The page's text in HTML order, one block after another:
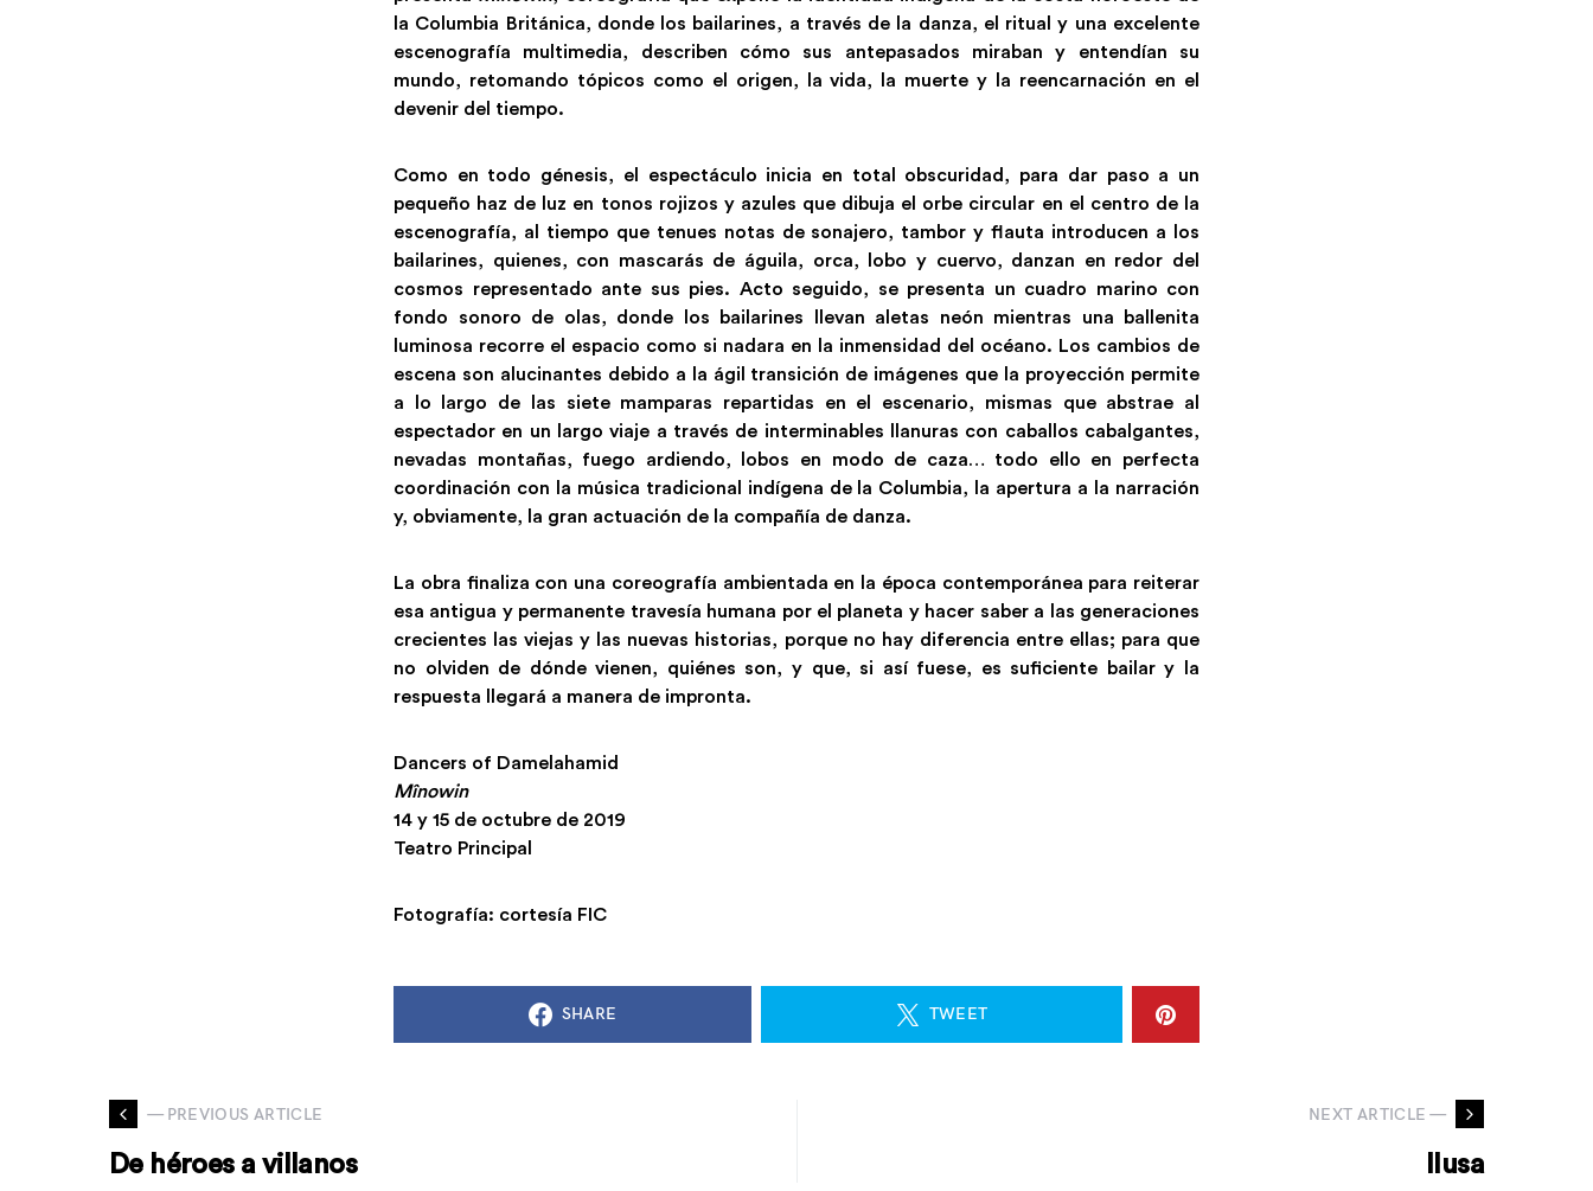
la Columbia Británica, donde los bailarines, a través de la danza, el ritual y una excelente
escenografía multimedia, describen cómo sus antepasados miraban y entendían su
mundo, retomando tópicos como el origen, la vida, la muerte y la reencarnación en el
devenir del tiempo.
Como en todo génesis, el espectáculo inicia en total obscuridad, para dar paso a un
pequeño haz de luz en tonos rojizos y azules que dibuja el orbe circular en el centro de la
escenografía, al tiempo que tenues notas de sonajero, tambor y flauta introducen a los
bailarines, quienes, con mascarás de águila, orca, lobo y cuervo, danzan en redor del
cosmos representado ante sus pies. Acto seguido, se presenta un cuadro marino con
fondo sonoro de olas, donde los bailarines llevan aletas neón mientras una ballenita
luminosa recorre el espacio como si nadara en la inmensidad del océano. Los cambios de
escena son alucinantes debido a la ágil transición de imágenes que la proyección permite
a lo largo de las siete mamparas repartidas en el escenario, mismas que abstrae al
espectador en un largo viaje a través de interminables llanuras con caballos cabalgantes,
nevadas montañas, fuego ardiendo, lobos en modo de caza… todo ello en perfecta
coordinación con la música tradicional indígena de la Columbia, la apertura a la narración
y, obviamente, la gran actuación de la compañía de danza.
La obra finaliza con una coreografía ambientada en la época contemporánea para reiterar
esa antigua y permanente travesía humana por el planeta y hacer saber a las generaciones
crecientes las viejas y las nuevas historias, porque no hay diferencia entre ellas; para que
no olviden de dónde vienen, quiénes son, y que, si así fuese, es suficiente bailar y la
respuesta llegará a manera de impronta.
Dancers of Damelahamid
Mînowin
14 y 15 de octubre de 2019
Teatro Principal
Fotografía: cortesía FIC
SHARE TWEET
— PREVIOUS ARTICLE
De héroes a villanos
NEXT ARTICLE —
Ilusa